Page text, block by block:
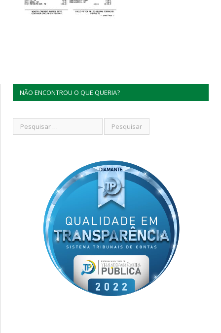
NÃO ENCONTROU O QUE QUERIA?